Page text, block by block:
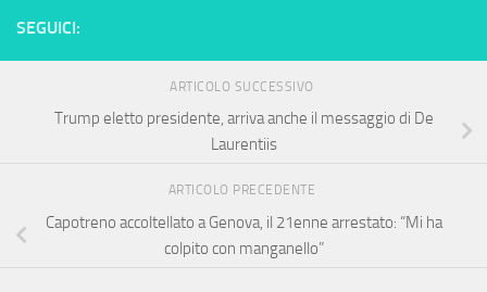
SEGUICI:
ARTICOLO SUCCESSIVO
Trump eletto presidente, arriva anche il messaggio di De
Laurentiis
ARTICOLO PRECEDENTE
Capotreno accoltellato a Genova, il 21enne arrestato: “Mi ha
colpito con manganello”